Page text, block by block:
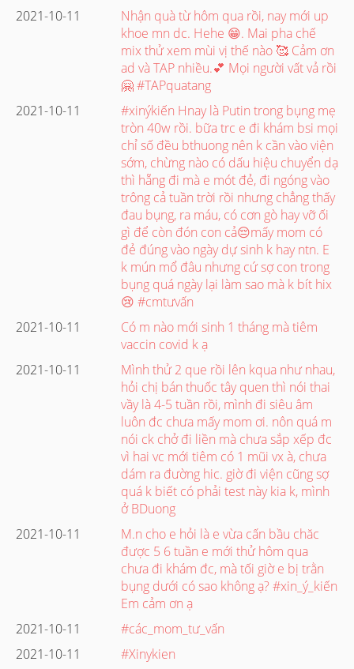
2021-10-11
Nhận quà từ hôm qua rồi, nay mới up
khoe mn dc. Hehe 😁. Mai pha chế
mix thử xem mùi vị thế nào 🥰 Cảm ơn
ad và TAP nhiều.💕 Mọi người vất vả rồi
🤗 #TAPquatang
2021-10-11
#xinýkiến Hnay là Putin trong bụng mẹ
tròn 40w rồi. bữa trc e đi khám bsi mọi
chỉ số đều bthuong nên k cần vào viện
sớm, chừng nào có dấu hiệu chuyển dạ
thì hẵng đi mà e mót đẻ, đi ngóng vào
trông cả tuần trời rồi nhưng chẳng thấy
đau bụng, ra máu, có cơn gò hay vỡ ối
gì để còn đón con cả😔mấy mom có
đẻ đúng vào ngày dự sinh k hay ntn. E
k mún mổ đâu nhưng cứ sợ con trong
bụng quá ngày lại làm sao mà k bít hix
😢 #cmtưvấn
2021-10-11
Có m nào mới sinh 1 tháng mà tiêm
vaccin covid k ạ
2021-10-11
Mình thử 2 que rồi lên kqua như nhau,
hỏi chị bán thuốc tây quen thì nói thai
vầy là 4-5 tuần rồi, mình đi siêu âm
luôn đc chưa mấy mom ơi. nôn quá m
nói ck chở đi liền mà chưa sắp xếp đc
vì hai vc mới tiêm có 1 mũi vx à, chưa
dám ra đường hic. giờ đi viện cũng sợ
quá k biết có phải test này kia k, mình
ở BDuong
2021-10-11
M.n cho e hỏi là e vừa cấn bầu chăc
được 5 6 tuần e mới thử hôm qua
chưa đi khám đc, mà tối giờ e bị trằn
bụng dưới có sao không ạ? #xin_ý_kiến
Em cảm ơn ạ
2021-10-11
#các_mom_tư_vấn
2021-10-11
#Xinykien